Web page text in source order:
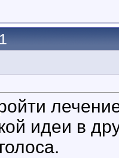
идеи в